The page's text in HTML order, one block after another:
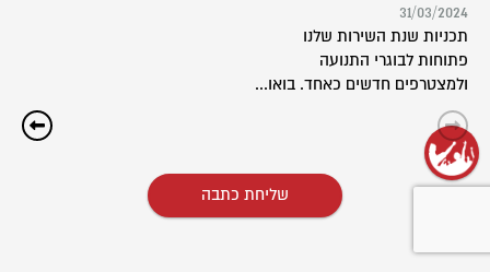
31/03/2024
תכניות שנת השירות שלנו
פתוחות לבוגרי התנועה
ולמצטרפים חדשים כאחד. בואו...
שליחת כתבה